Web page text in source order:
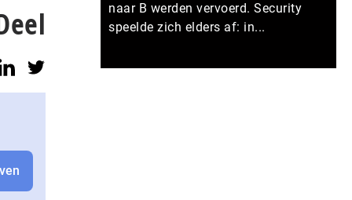
naar B werden vervoerd. Security
speelde zich elders af: in...